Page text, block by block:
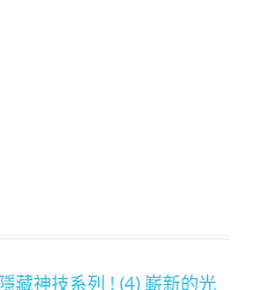
藏神技系列 ! (4) 嶄新的光